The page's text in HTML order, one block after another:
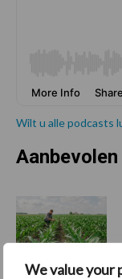
We value your
Wilt u alle podcasts